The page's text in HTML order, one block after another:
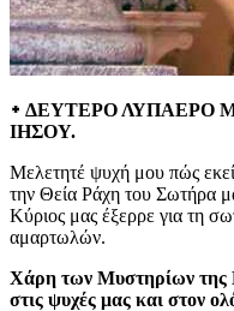
᛭ ΔΕΥΤΕΡΟ ΛΥΠΑΕΡΟ
ΙΗΣΟΥ.
Μελετητέ ψυχή μου πώς
την Θεία Ράχη του Σωτήρα
Κύριος μας έξερρε για τη
αμαρτωλών.
Χάρη των Μυστηρίων της
στις ψυχές μας και στον